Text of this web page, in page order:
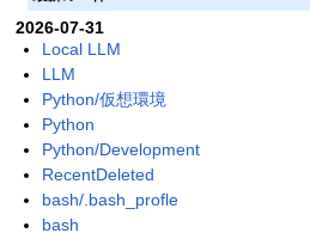
2026-07-31
Local LLM
LLM
Python/仮想環境
Python
Python/Development
RecentDeleted
bash/.bash_profle
bash